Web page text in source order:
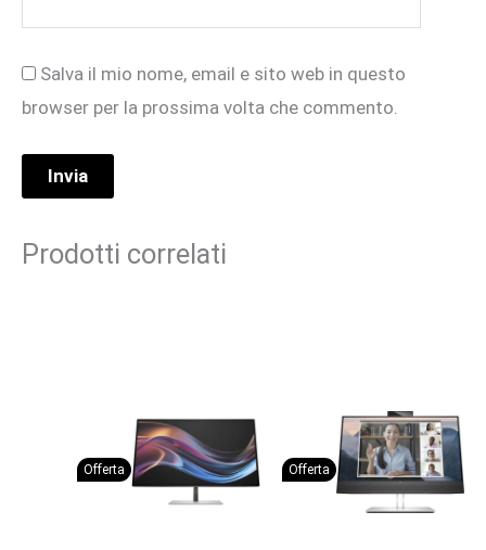
Salva il mio nome, email e sito web in questo
browser per la prossima volta che commento.
Prodotti correlati
Offerta Offerta